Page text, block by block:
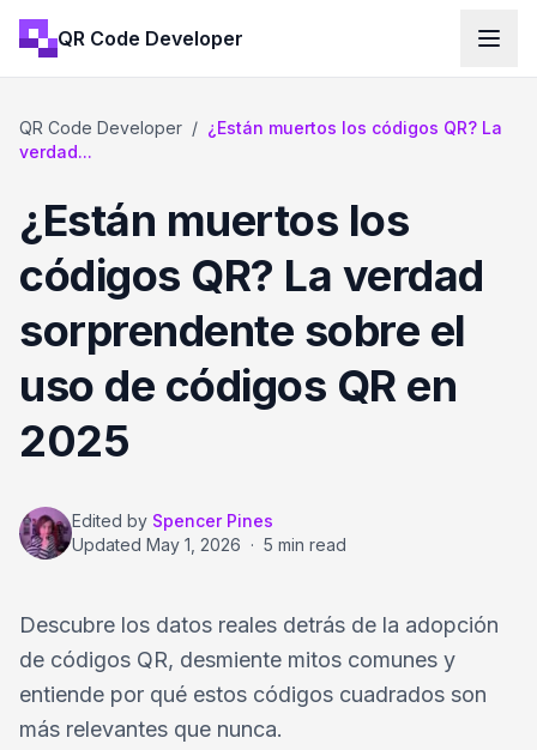
QR Code Developer
QR Code Developer / ¿Están muertos los códigos QR? La
verdad...
¿Están muertos los
códigos QR? La verdad
sorprendente sobre el
uso de códigos QR en
2025
Edited by Spencer Pines
Updated May 1, 2026 · 5 min read
Descubre los datos reales detrás de la adopción
de códigos QR, desmiente mitos comunes y
entiende por qué estos códigos cuadrados son
más relevantes que nunca.